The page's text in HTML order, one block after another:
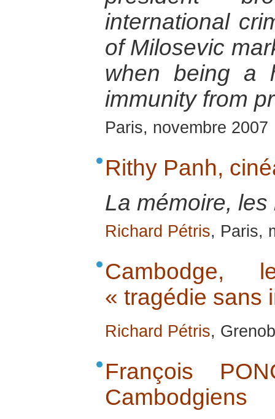
international
of Milosevic
when being a
immunity from
Paris, novembre 2007
Rithy Panh,
La mémoire,
Richard Pétris, Paris,
Cambodge,
« tragédie sans
Richard Pétris,
François
Cambodgiens